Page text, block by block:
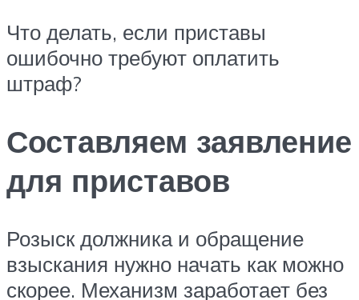
Что делать, если приставы
ошибочно требуют оплатить
штраф?
Составляем заявление
для приставов
Розыск должника и обращение
взыскания нужно начать как можно
скорее. Механизм заработает без